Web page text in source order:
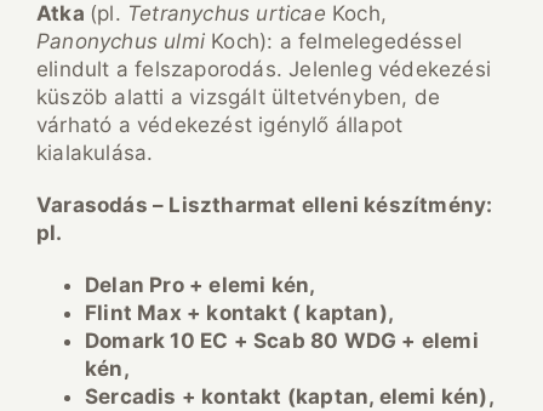
Atka (pl. Tetranychus urticae Koch,
Panonychus ulmi Koch): a felmelegedéssel
elindult a felszaporodás. Jelenleg védekezési
küszöb alatti a vizsgált ültetvényben, de
várható a védekezést igénylő állapot
kialakulása.
Varasodás – Lisztharmat elleni készítmény:
pl.
Delan Pro + elemi kén,
Flint Max + kontakt ( kaptan),
Domark 10 EC + Scab 80 WDG + elemi
kén,
Sercadis + kontakt (kaptan, elemi kén),